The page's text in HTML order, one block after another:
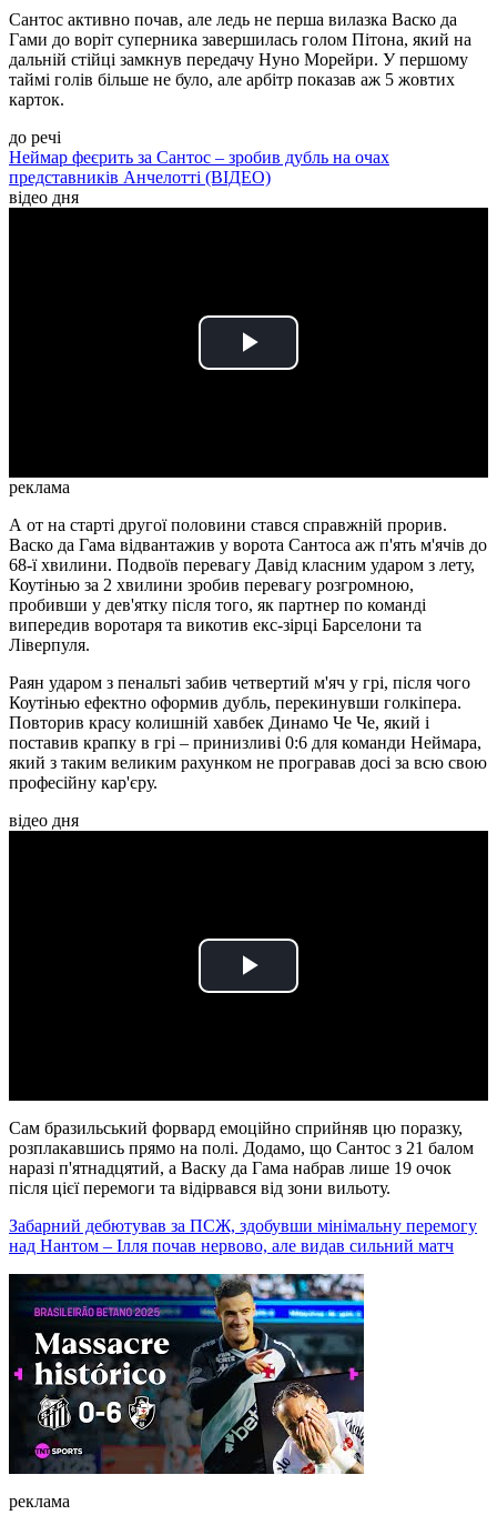
Сантос активно почав, але ледь не перша вилазка Васко да
Гами до воріт суперника завершилась голом Пітона, який на
дальній стійці замкнув передачу Нуно Морейри. У першому
таймі голів більше не було, але арбітр показав аж 5 жовтих
карток.
до речі
Неймар феєрить за Сантос – зробив дубль на очах
представників Анчелотті (ВІДЕО)
відео дня
Play
реклама
А от на старті другої половини стався справжній прорив.
Васко да Гама відвантажив у ворота Сантоса аж п'ять м'ячів до
68-ї хвилини. Подвоїв перевагу Давід класним ударом з лету,
Коутінью за 2 хвилини зробив перевагу розгромною,
пробивши у дев'ятку після того, як партнер по команді
випередив воротаря та викотив екс-зірці Барселони та
Ліверпуля.
Раян ударом з пенальті забив четвертий м'яч у грі, після чого
Коутінью ефектно оформив дубль, перекинувши голкіпера.
Повторив красу колишній хавбек Динамо Че Че, який і
поставив крапку в грі – принизливі 0:6 для команди Неймара,
який з таким великим рахунком не програвав досі за всю свою
професійну кар'єру.
відео дня
Play
Сам бразильський форвард емоційно сприйняв цю поразку,
розплакавшись прямо на полі. Додамо, що Сантос з 21 балом
наразі п'ятнадцятий, а Васку да Гама набрав лише 19 очок
після цієї перемоги та відірвався від зони вильоту.
Забарний дебютував за ПСЖ, здобувши мінімальну перемогу
над Нантом – Ілля почав нервово, але видав сильний матч
реклама